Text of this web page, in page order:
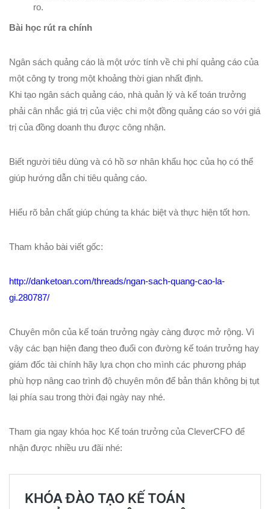
ro.
Bài học rút ra chính
Ngân sách quảng cáo là một ước tính về chi phí quảng cáo của
một công ty trong một khoảng thời gian nhất định.
Khi tạo ngân sách quảng cáo, nhà quản lý và kế toán trưởng
phải cân nhắc giá trị của việc chi một đồng quảng cáo so với giá
trị của đồng doanh thu được công nhận.
Biết người tiêu dùng và có hồ sơ nhân khẩu học của họ có thể
giúp hướng dẫn chi tiêu quảng cáo.
Hiểu rõ bản chất giúp chúng ta khác biệt và thực hiện tốt hơn.
Tham khảo bài viết gốc:
http://danketoan.com/threads/ngan-sach-quang-cao-la-
gi.280787/
Chuyên môn của kế toán trưởng ngày càng được mở rộng. Vì
vậy các bạn hiện đang theo đuổi con đường kế toán trưởng hay
giám đốc tài chính hãy lựa chọn cho mình các phương pháp
phù hợp nâng cao trình độ chuyên môn để bản thân không bị tụt
lại phía sau trong thời đại ngày nay nhé.
Tham gia ngay khóa học Kế toán trưởng của CleverCFO để
nhận được nhiều ưu đãi nhé: